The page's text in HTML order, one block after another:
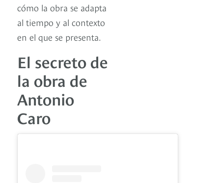
cómo la obra se adapta
al tiempo y al contexto
en el que se presenta.
El secreto de
la obra de
Antonio
Caro